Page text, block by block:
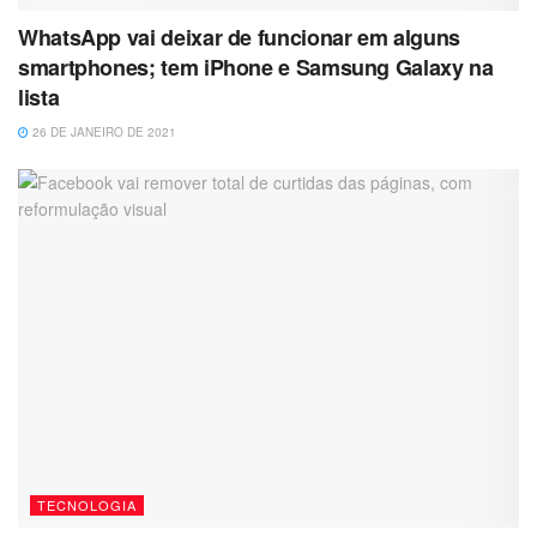
WhatsApp vai deixar de funcionar em alguns
smartphones; tem iPhone e Samsung Galaxy na
lista
26 DE JANEIRO DE 2021
TECNOLOGIA